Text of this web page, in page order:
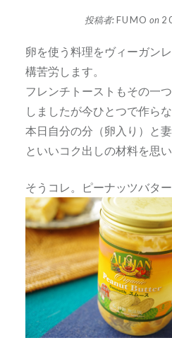
投稿者:FUMO on
卵を使う料理をヴィーガン
構苦労します。
フレンチトーストもその一
しましたが今ひとつで作ら
本日自分の分（卵入り）と
といいコク出しの材料を思い
そうコレ。ピーナッツバター